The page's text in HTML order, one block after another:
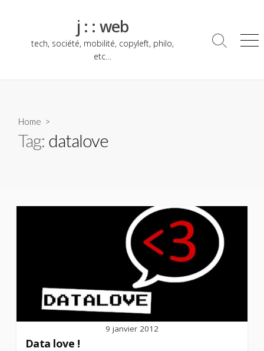
j : : web
tech, société, mobilité, copyleft, philo,
etc…
Search
Home >
Tag: datalove
9 janvier 2012
Data love !